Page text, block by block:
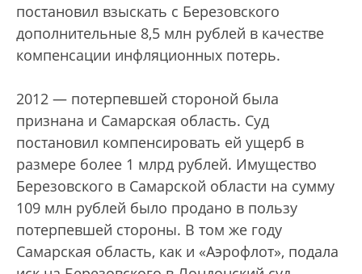
постановил взыскать с Березовского
дополнительные 8,5 млн рублей в качестве
компенсации инфляционных потерь.
2012 — потерпевшей стороной была
признана и Самарская область. Суд
постановил компенсировать ей ущерб в
размере более 1 млрд рублей. Имущество
Березовского в Самарской области на сумму
109 млн рублей было продано в пользу
потерпевшей стороны. В том же году
Самарская область, как и «Аэрофлот», подала